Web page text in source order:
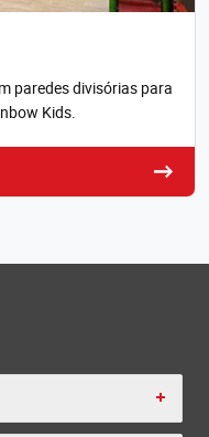
paredes divisórias para
Kids.